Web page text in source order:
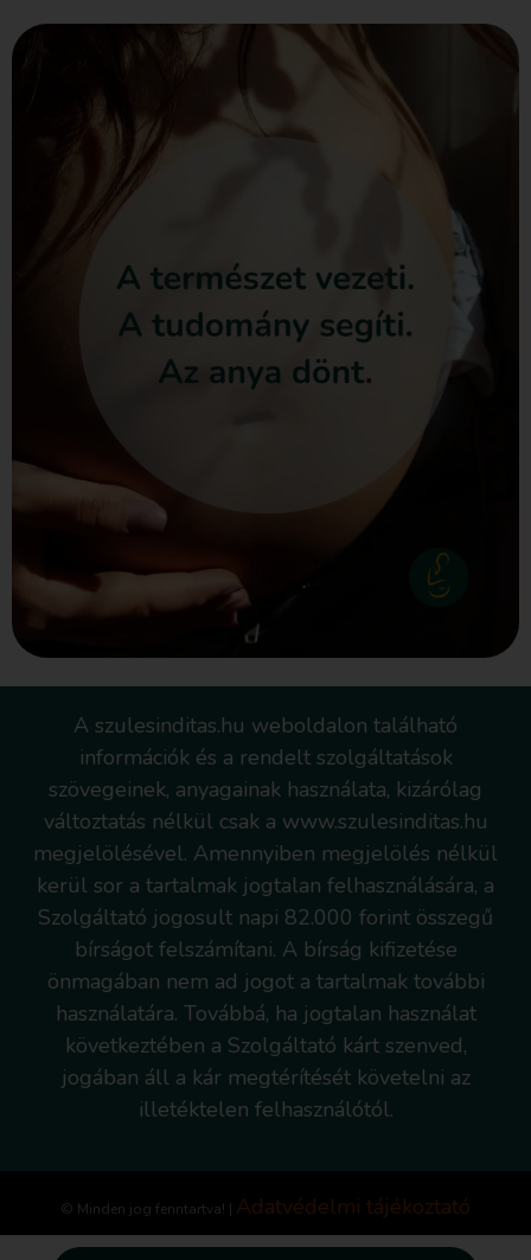
A szulesinditas.hu weboldalon található
információk és a rendelt szolgáltatások
szövegeinek, anyagainak használata, kizárólag
változtatás nélkül csak a www.szulesinditas.hu
megjelölésével. Amennyiben megjelölés nélkül
kerül sor a tartalmak jogtalan felhasználására, a
Szolgáltató jogosult napi 82.000 forint összegű
bírságot felszámítani. A bírság kifizetése
önmagában nem ad jogot a tartalmak további
használatára. Továbbá, ha jogtalan használat
következtében a Szolgáltató kárt szenved,
jogában áll a kár megtérítését követelni az
illetéktelen felhasználótól.
© Minden jog fenntartva! | Adatvédelmi tájékoztató